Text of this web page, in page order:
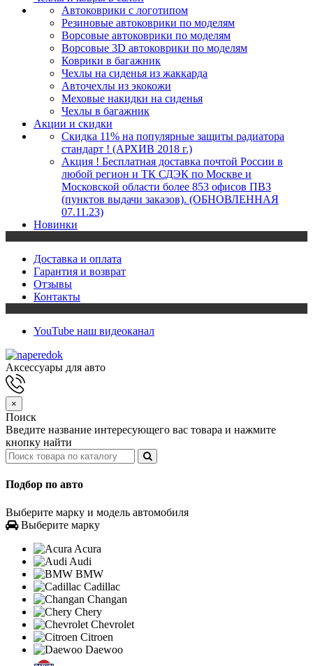
Автоковрики с логотипом
Резиновые автоковрики по моделям
Ворсовые автоковрики по моделям
Ворсовые 3D автоковрики по моделям
Коврики в багажник
Чехлы на сиденья из жаккарда
Авточехлы из экокожи
Меховые накидки на сиденья
Чехлы в багажник
Акции и скидки
Скидка 11% на популярные защиты радиатора
стандарт ! (АРХИВ 2018 г.)
Акция ! Бесплатная доставка почтой России в
любой регион и ТК СДЭК по Москве и
Московской области более 853 офисов ПВЗ
(пунктов выдачи заказов). (ОБНОВЛЕННАЯ
07.11.23)
Новинки
Доставка и оплата
Гарантия и возврат
Отзывы
Контакты
YouTube наш видеоканал
Аксессуары для авто
×
Поиск
Введите название интересующего вас товара и нажмите
кнопку найти
Подбор по авто
Выберите марку и модель автомобиля
Выберите марку
Acura
Audi
BMW
Cadillac
Changan
Chery
Chevrolet
Citroen
Daewoo